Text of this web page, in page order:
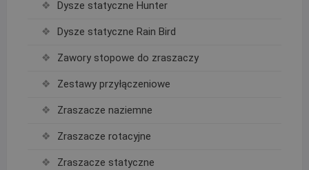
Dysze statyczne Hunter
Dysze statyczne Rain Bird
Zawory stopowe do zraszaczy
Zestawy przyłączeniowe
Zraszacze naziemne
Zraszacze rotacyjne
Zraszacze statyczne